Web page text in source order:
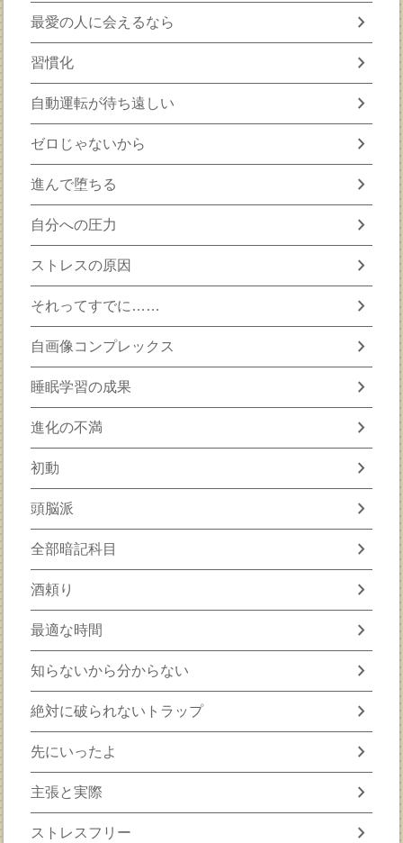
最愛の人に会えるなら chevron_right
習慣化 chevron_right
自動運転が待ち遠しい chevron_right
ゼロじゃないから chevron_right
進んで堕ちる chevron_right
自分への圧力 chevron_right
ストレスの原因 chevron_right
それってすでに…… chevron_right
自画像コンプレックス chevron_right
睡眠学習の成果 chevron_right
進化の不満 chevron_right
初動 chevron_right
頭脳派 chevron_right
全部暗記科目 chevron_right
酒頼り chevron_right
最適な時間 chevron_right
知らないから分からない chevron_right
絶対に破られないトラップ chevron_right
先にいったよ chevron_right
主張と実際 chevron_right
ストレスフリー chevron_right